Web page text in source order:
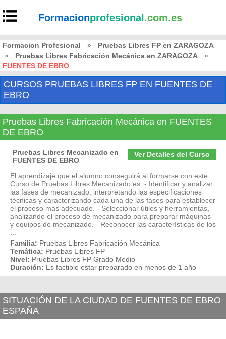
Formacionprofesional .com.es
Formacion Profesional »
Pruebas Libres FP en ZARAGOZA
»
Pruebas Libres Fabricación Mecánica en ZARAGOZA
»
FUENTES DE EBRO
CURSOS PRUEBAS LIBRES FP EN FUENTES DE
EBRO
Pruebas Libres Fabricación Mecánica en FUENTES
DE EBRO
Ver Detalles del Curso
Pruebas Libres Mecanizado en
FUENTES DE EBRO
El aprendizaje que el alumno conseguirá al formarse con este
Curso de Pruebas Libres Mecanizado es: - Identificar y analizar
las fases de mecanizado, interpretando las especificaciones
técnicas y caracterizando cada una de las fases para establecer
el proceso más adecuado. - Seleccionar útiles y herramientas,
analizando el proceso de mecanizado para preparar máquinas
y equipos de mecanizado. - Reconocer las características de los
Familia: Pruebas Libres Fabricación Mecánica
Temática: Pruebas Libres FP
Nivel: Pruebas Libres FP Grado Medio
Duración: Es factible estar preparado en menos de 1 año
SITUACIÓN DE LA CIUDAD DE FUENTES DE EBRO
ESPAÑA